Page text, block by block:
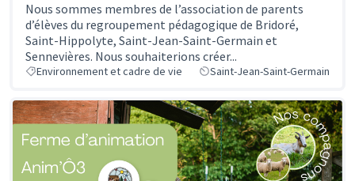
Nous sommes membres de l’association de parents
d’élèves du regroupement pédagogique de Bridoré,
Saint-Hippolyte, Saint-Jean-Saint-Germain et
Sennevières. Nous souhaiterions créer...
Environnement et cadre de vie Saint-Jean-Saint-Germain